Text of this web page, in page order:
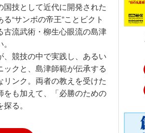
技として近代に開発された
“サンボの帝王”ことビクト
古流武術・柳生心眼流の島津
競技の中で実践し、あるい
クと、島津師範が伝承する
ンク。両者の教えを受けた
も加えて、「必勝のための
る。